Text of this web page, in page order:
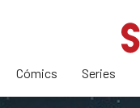
Cómics Series